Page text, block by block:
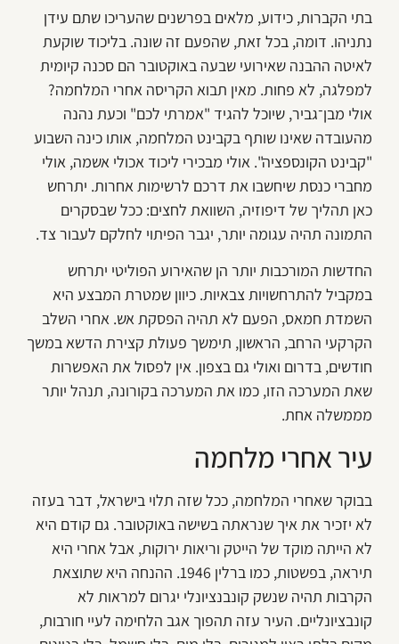
בתי הקברות, כידוע, מלאים בפרשנים שהעריכו שתם עידן
נתניהו. דומה, בכל זאת, שהפעם זה שונה. בליכוד שוקעת
לאיטה ההבנה שאירועי שבעה באוקטובר הם סכנה קיומית
למפלגה, לא פחות. מאין תבוא הקריסה אחרי המלחמה?
אולי מבן־גביר, שיוכל להגיד "אמרתי לכם" וכעת נהנה
מהעובדה שאינו שותף בקבינט המלחמה, אותו כינה השבוע
"קבינט הקונספציה". אולי מבכירי ליכוד אכולי אשמה, אולי
מחברי כנסת שיחשבו את דרכם לרשימות אחרות. יתרחש
כאן תהליך של דיפוזיה, השוואת לחצים: ככל שבסקרים
התמונה תהיה עגומה יותר, יגבר הפיתוי לחלקם לעבור צד.
החדשות המורכבות יותר הן שהאירוע הפוליטי יתרחש
במקביל להתרחשויות צבאיות. כיוון שמטרת המבצע היא
השמדת חמאס, הפעם לא תהיה הפסקת אש. אחרי השלב
הקרקעי הרחב, הראשון, תימשך פעולת קצירת הדשא במשך
חודשים, בדרום ואולי גם בצפון. אין לפסול את האפשרות
שאת המערכה הזו, כמו את המערכה בקורונה, תנהל יותר
מממשלה אחת.
עיר אחרי מלחמה
בבוקר שאחרי המלחמה, ככל שזה תלוי בישראל, דבר בעזה
לא יזכיר את איך שנראתה בשישה באוקטובר. גם קודם היא
לא הייתה מוקד של הייטק וריאות ירוקות, אבל אחרי היא
תיראה, בפשטות, כמו ברלין 1946. ההנחה היא שתוצאת
הקרבות תהיה שנשק קונבנציונלי יגרום למראות לא
קונבציונליים. העיר עזה תהפוך אגב הלחימה לעיי חורבות,